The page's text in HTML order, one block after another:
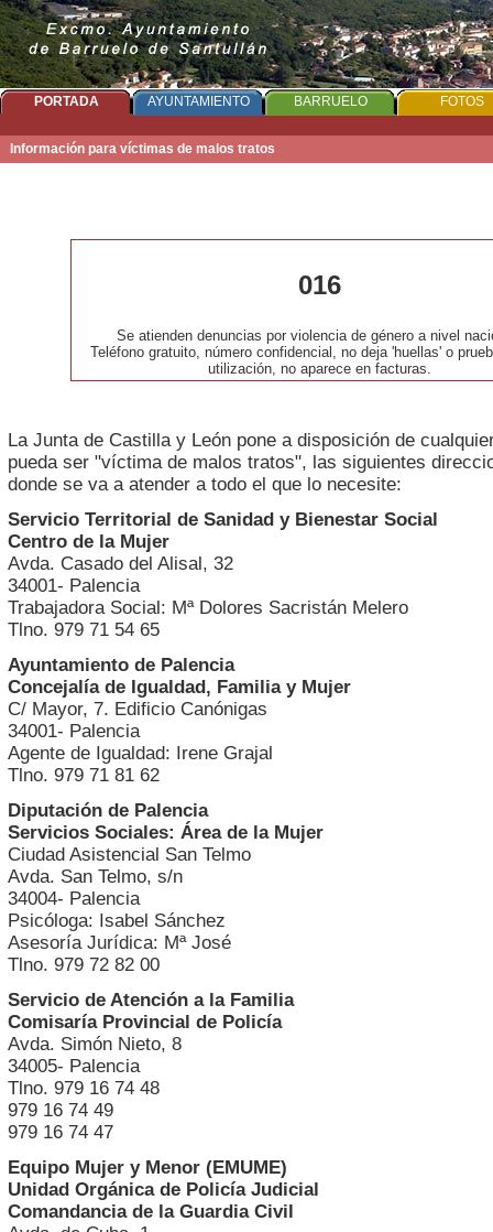
PORTADA AYUNTAMIENTO BARRUELO FOTOS
Información para víctimas de malos tratos
016
Se atienden denuncias por violencia de género a nivel
Teléfono gratuito, número confidencial, no deja 'huellas' o
utilización, no aparece en facturas.
La Junta de Castilla y León pone a disposición de
pueda ser "víctima de malos tratos", las siguientes
donde se va a atender a todo el que lo necesite:
Servicio Territorial de Sanidad y Bienestar Social
Centro de la Mujer
Avda. Casado del Alisal, 32
34001- Palencia
Trabajadora Social: Mª Dolores Sacristán Melero
Tlno. 979 71 54 65
Ayuntamiento de Palencia
Concejalía de Igualdad, Familia y Mujer
C/ Mayor, 7. Edificio Canónigas
34001- Palencia
Agente de Igualdad: Irene Grajal
Tlno. 979 71 81 62
Diputación de Palencia
Servicios Sociales: Área de la Mujer
Ciudad Asistencial San Telmo
Avda. San Telmo, s/n
34004- Palencia
Psicóloga: Isabel Sánchez
Asesoría Jurídica: Mª José
Tlno. 979 72 82 00
Servicio de Atención a la Familia
Comisaría Provincial de Policía
Avda. Simón Nieto, 8
34005- Palencia
Tlno. 979 16 74 48
979 16 74 49
979 16 74 47
Equipo Mujer y Menor (EMUME)
Unidad Orgánica de Policía Judicial
Comandancia de la Guardia Civil